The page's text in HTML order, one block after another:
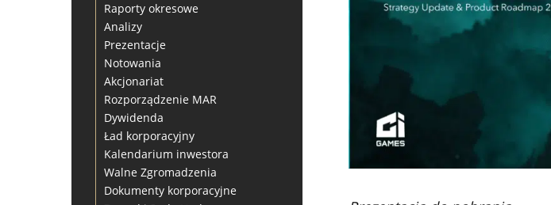
Raporty okresowe
Analizy
Prezentacje
Notowania
Akcjonariat
Rozporządzenie MAR
Dywidenda
Ład korporacyjny
Kalendarium inwestora
Walne Zgromadzenia
Dokumenty korporacyjne